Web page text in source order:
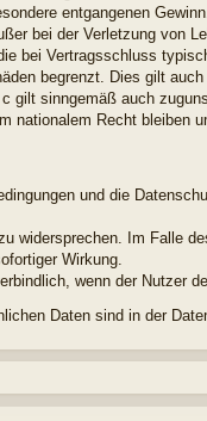
entgangenen Gewinn.
bei der Verletzung von
bei Vertragsschluss
begrenzt. Dies gilt
gilt sinngemäß auch
nationalem Recht bleiben
und die
widersprechen. Im Falle
Wirkung.
wenn der Nutzer
Daten sind in der